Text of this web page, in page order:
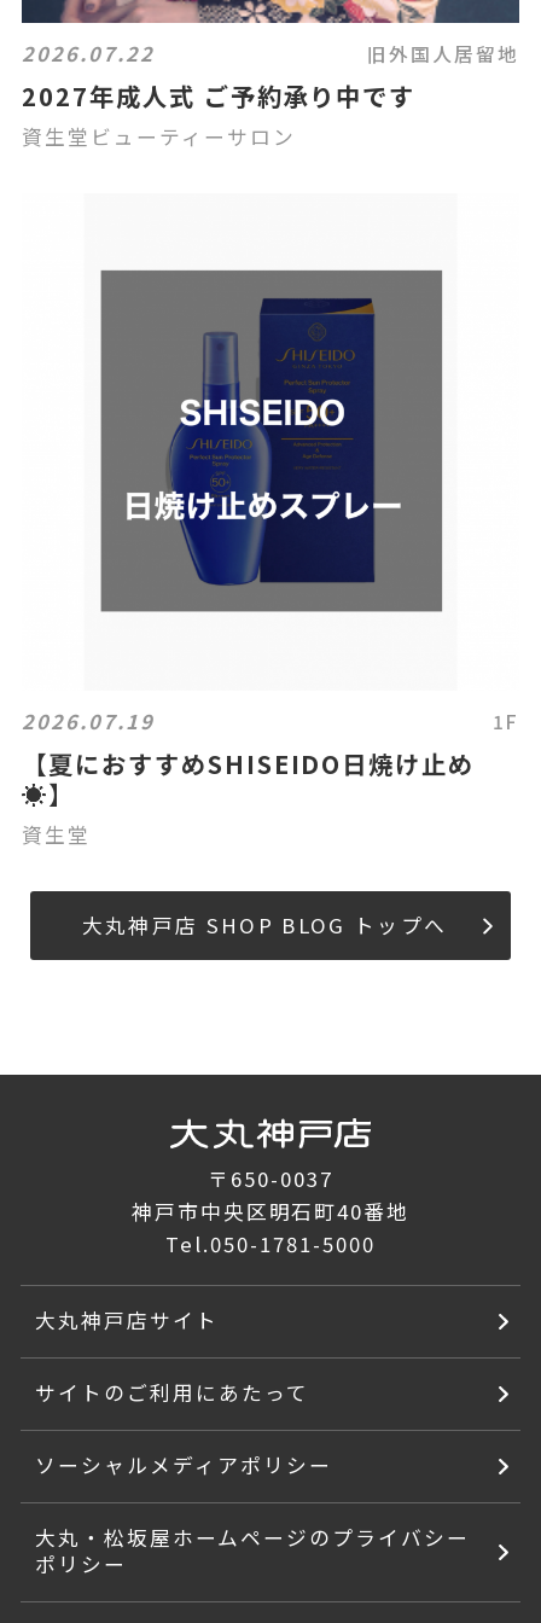
2026.07.22 旧外国人居留地
2027年成人式 ご予約承り中です
資生堂ビューティーサロン
2026.07.19 1F
【夏におすすめSHISEIDO日焼け止め
☀️】
資生堂
大丸神戸店 SHOP BLOG トップへ
〒650-0037
神戸市中央区明石町40番地
Tel.050-1781-5000
大丸神戸店サイト
サイトのご利用にあたって
ソーシャルメディアポリシー
大丸・松坂屋ホームページのプライバシー
ポリシー